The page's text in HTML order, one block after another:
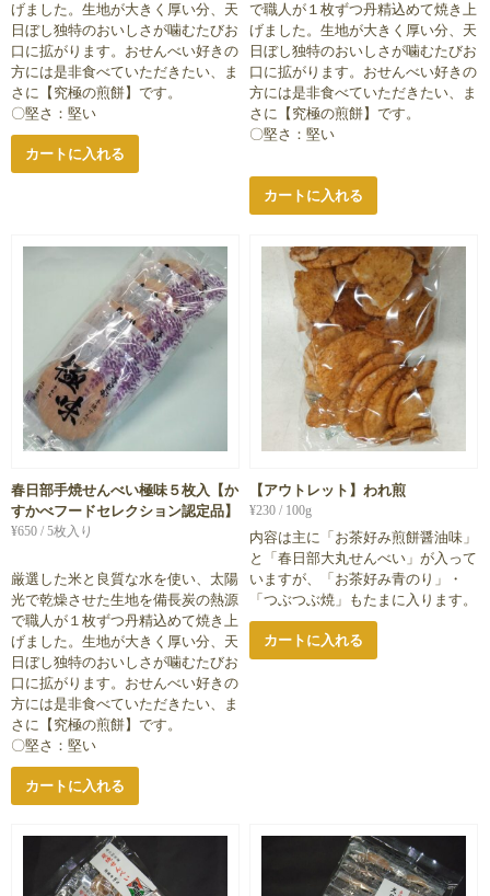
げました。生地が大きく厚い分、天
日ぼし独特のおいしさが噛むたびお
口に拡がります。おせんべい好きの
方には是非食べていただきたい、ま
さに【究極の煎餅】です。
〇堅さ：堅い
カートに入れる
で職人が１枚ずつ丹精込めて焼き上
げました。生地が大きく厚い分、天
日ぼし独特のおいしさが噛むたびお
口に拡がります。おせんべい好きの
方には是非食べていただきたい、ま
さに【究極の煎餅】です。
〇堅さ：堅い
カートに入れる
春日部手焼せんべい極味５枚入【か
すかべフードセレクション認定品】
¥650 / 5枚入り
厳選した米と良質な水を使い、太陽
光で乾燥させた生地を備長炭の熱源
で職人が１枚ずつ丹精込めて焼き上
げました。生地が大きく厚い分、天
日ぼし独特のおいしさが噛むたびお
口に拡がります。おせんべい好きの
方には是非食べていただきたい、ま
さに【究極の煎餅】です。
〇堅さ：堅い
カートに入れる
【アウトレット】われ煎
¥230 / 100g
内容は主に「お茶好み煎餅醤油味」
と「春日部大丸せんべい」が入って
いますが、「お茶好み青のり」・
「つぶつぶ焼」もたまに入ります。
カートに入れる